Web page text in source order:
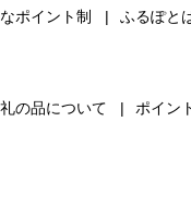
ポイント制 ふるぽと
の品について
ポイン